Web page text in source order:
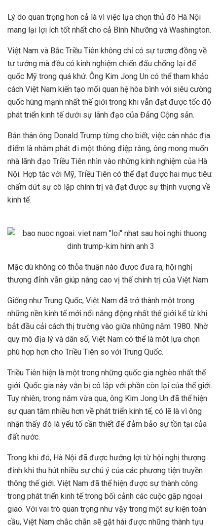
Lý do quan trọng hơn cả là vì việc lựa chọn thủ đô Hà Nội
mang lại lợi ích tốt nhất cho cả Bình Nhưỡng và Washington.
Việt Nam và Bắc Triều Tiên không chỉ có sự tương đồng về
tư tưởng mà đều có kinh nghiệm chiến đấu chống lại đế
quốc Mỹ trong quá khứ. Ông Kim Jong Un có thể tham khảo
cách Việt Nam kiến tạo mối quan hệ hòa bình với siêu cường
quốc hùng mạnh nhất thế giới trong khi vẫn đạt được tốc độ
phát triển kinh tế dưới sự lãnh đạo của Đảng Cộng sản.
Bản thân ông Donald Trump từng cho biết, việc cân nhắc địa
điểm là nhằm phát đi một thông điệp rằng, ông mong muốn
nhà lãnh đạo Triều Tiên nhìn vào những kinh nghiệm của Hà
Nội. Hợp tác với Mỹ, Triều Tiên có thể đạt được hai mục tiêu:
chấm dứt sự cô lập chính trị và đạt được sự thịnh vượng về
kinh tế.
Mặc dù không có thỏa thuận nào được đưa ra, hội nghị
thượng đỉnh vẫn giúp nâng cao vị thế chính trị của Việt Nam
Giống như Trung Quốc, Việt Nam đã trở thành một trong
những nền kinh tế mới nổi năng động nhất thế giới kể từ khi
bắt đầu cải cách thị trường vào giữa những năm 1980. Nhờ
quy mô địa lý và dân số, Việt Nam có thể là một lựa chọn
phù hợp hơn cho Triều Tiên so với Trung Quốc.
Triều Tiên hiện là một trong những quốc gia nghèo nhất thế
giới. Quốc gia này vẫn bị cô lập với phần còn lại của thế giới.
Tuy nhiên, trong năm vừa qua, ông Kim Jong Un đã thể hiện
sự quan tâm nhiều hơn về phát triển kinh tế, có lẽ là vì ông
nhận thấy đó là yếu tố cần thiết để đảm bảo sự tồn tại của
đất nước.
Trong khi đó, Hà Nội đã được hưởng lợi từ hội nghị thượng
đỉnh khi thu hút nhiều sự chú ý của các phương tiện truyền
thông thế giới. Việt Nam đã thể hiện được sự thành công
trong phát triển kinh tế trong bối cảnh các cuộc gặp ngoại
giao. Với vai trò quan trọng như vậy trong một sự kiện toàn
cầu, Việt Nam chắc chắn sẽ gặt hái được những thành tựu